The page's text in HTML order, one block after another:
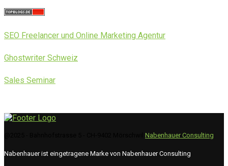
SEO Freelancer und Online Marketing Agentur
Ghostwriter Schweiz
Sales Seminar
Nabenhauer Consulting
Nabenhauer ist eingetragene Marke von Nabenhauer Consulting